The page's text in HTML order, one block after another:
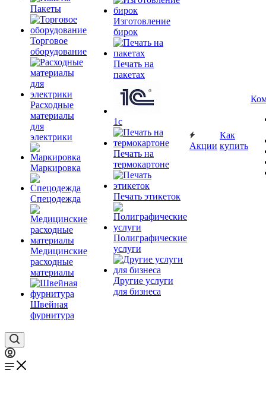
Пакеты
Торговое
оборудование
Расходные
материалы
для
электрики
Маркировка
Спецодежда
Медицинские
расходные
материалы
Швейная
фурнитура
Изготовление
бирок
Печать на
пакетах
1c
Печать на
термокартоне
Печать этикеток
Полиграфические
услуги
Другие услуги
для бизнеса
Акции
Как
купить